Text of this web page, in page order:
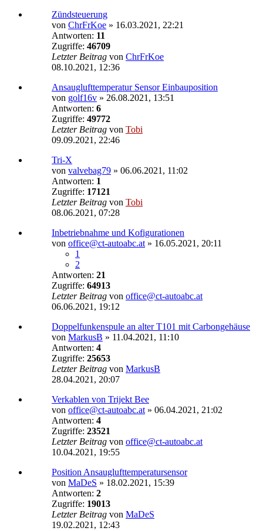
Zündsteuerung
von ChrFrKoe » 16.03.2021, 22:21
Antworten: 11
Zugriffe: 46709
Letzter Beitrag von ChrFrKoe
08.10.2021, 12:36
Ansauglufttemperatur Sensor Einbauposition
von golf16v » 26.08.2021, 13:51
Antworten: 6
Zugriffe: 49772
Letzter Beitrag von Tobi
09.09.2021, 22:46
Tri-X
von valvebag79 » 06.06.2021, 11:02
Antworten: 1
Zugriffe: 17121
Letzter Beitrag von Tobi
08.06.2021, 07:28
Inbetriebnahme und Kofigurationen
von office@ct-autoabc.at » 16.05.2021, 20:11
1
2
Antworten: 21
Zugriffe: 64913
Letzter Beitrag von office@ct-autoabc.at
06.06.2021, 19:12
Doppelfunkenspule an alter T101 mit Carbongehäuse
von MarkusB » 11.04.2021, 11:10
Antworten: 4
Zugriffe: 25653
Letzter Beitrag von MarkusB
28.04.2021, 20:07
Verkablen von Trijekt Bee
von office@ct-autoabc.at » 06.04.2021, 21:02
Antworten: 4
Zugriffe: 23521
Letzter Beitrag von office@ct-autoabc.at
10.04.2021, 19:55
Position Ansauglufttemperatursensor
von MaDeS » 18.02.2021, 15:39
Antworten: 2
Zugriffe: 19013
Letzter Beitrag von MaDeS
19.02.2021, 12:43